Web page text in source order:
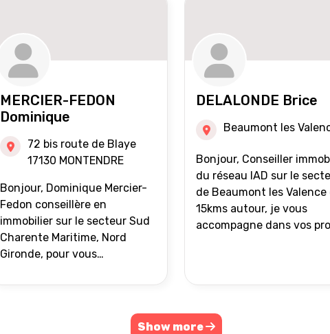
MERCIER-FEDON
Dominique
72 bis route de Blaye
17130 MONTENDRE
Bonjour, Dominique Mercier-
Fedon conseillère en
immobilier sur le secteur Sud
Charente Maritime, Nord
Gironde, pour vous
projets immobiliers.
DELALONDE Brice
Beaumont les
Bonjour, Conseiller immobilier
du réseau IAD sur le
de Beaumont les Valence
15kms autour, je vous
accompagne dans vos
Show more